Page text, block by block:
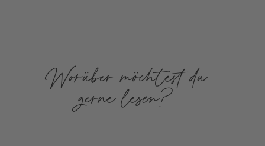
Worüber möchtest du
gerne lesen?